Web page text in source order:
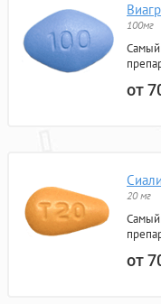
100мг
Самый
от
20 мг
от